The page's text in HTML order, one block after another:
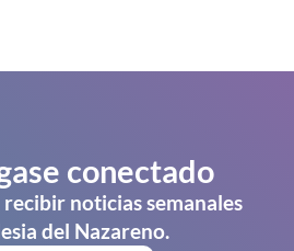
conectado
noticias semanales
del Nazareno.